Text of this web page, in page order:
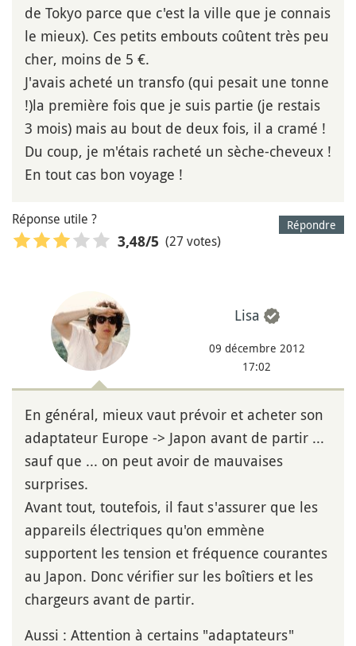
de Tokyo parce que c'est la ville que je connais
le mieux). Ces petits embouts coûtent très peu
cher, moins de 5 €.
J'avais acheté un transfo (qui pesait une tonne
!)la première fois que je suis partie (je restais
3 mois) mais au bout de deux fois, il a cramé !
Du coup, je m'étais racheté un sèche-cheveux !
En tout cas bon voyage !
Répondre
Réponse utile ?
3,48/5 (27 votes)
Lisa
09 décembre 2012
17:02
En général, mieux vaut prévoir et acheter son
adaptateur Europe -> Japon avant de partir ...
sauf que ... on peut avoir de mauvaises
surprises.
Avant tout, toutefois, il faut s'assurer que les
appareils électriques qu'on emmène
supportent les tension et fréquence courantes
au Japon. Donc vérifier sur les boîtiers et les
chargeurs avant de partir.
Aussi : Attention à certains "adaptateurs"